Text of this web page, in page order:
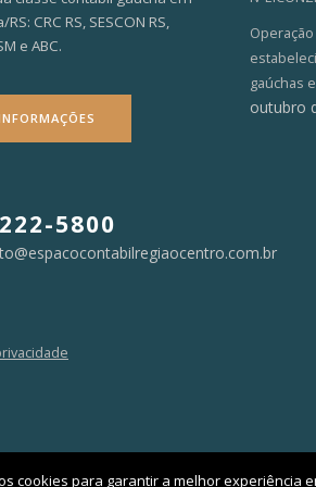
CRC RS, SESCON RS,
e ABC.
5800
gaúchas
outubro
cookies para garantir a melhor experiência